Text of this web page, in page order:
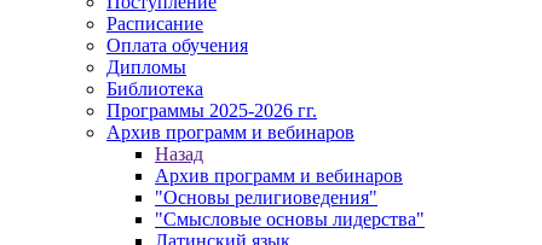
Расписание
Оплата обучения
Дипломы
Библиотека
Программы 2025-2026 гг.
Архив программ и вебинаров
Назад
Архив программ и вебинаров
"Основы религиоведения"
"Смысловые основы лидерства"
Латинский язык